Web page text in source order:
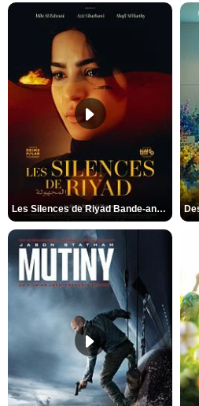
Les Silences de Riyad Bande-annonce VO STFR